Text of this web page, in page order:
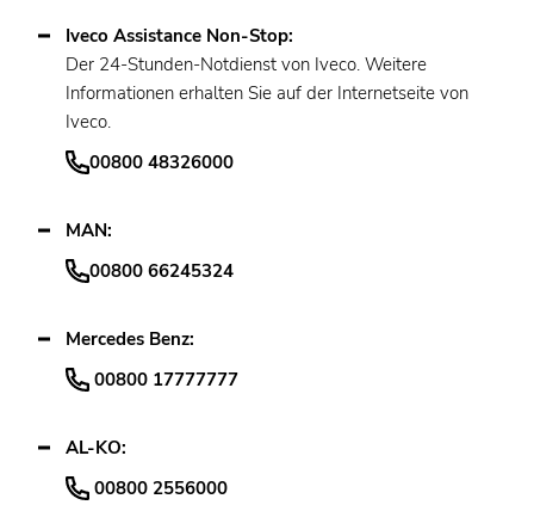
Iveco Assistance Non-Stop:
Der 24-Stunden-Notdienst von Iveco. Weitere
Informationen erhalten Sie auf der Internetseite von
Iveco.
00800 48326000
MAN:
00800 66245324
Mercedes Benz:
00800 17777777
AL-KO:
00800 2556000